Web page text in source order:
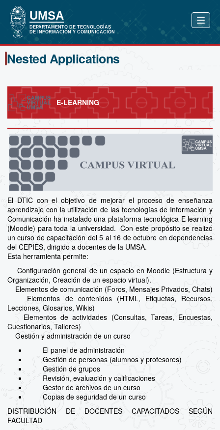
Nested Applications
E-LEARNING
El DTIC con el objetivo de mejorar el proceso de enseñanza
aprendizaje con la utilización de las tecnologías de Información y
Comunicación ha instalado una plataforma tecnológica E learning
(Moodle) para toda la universidad. Con este propósito se realizó
un curso de capacitación del 5 al 16 de octubre en dependencias
del CEPIES, dirigido a docentes de la UMSA.
Esta herramienta permite:
Configuración general de un espacio en Moodle (Estructura y
Organización, Creación de un espacio virtual).
Elementos de comunicación (Foros, Mensajes Privados, Chats)
Elementos de contenidos (HTML, Etiquetas, Recursos,
Lecciones, Glosarios, Wikis)
Elementos de actividades (Consultas, Tareas, Encuestas,
Cuestionarios, Talleres)
Gestión y administración de un curso
El panel de administración
Gestión de personas (alumnos y profesores)
Gestión de grupos
Revisión, evaluación y calificaciones
Gestor de archivos de un curso
Copias de seguridad de un curso
DISTRIBUCIÓN DE DOCENTES CAPACITADOS SEGÚN
FACULTAD